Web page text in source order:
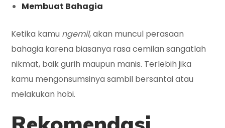
Membuat Bahagia
Ketika kamu ngemil, akan muncul perasaan
bahagia karena biasanya rasa cemilan sangatlah
nikmat, baik gurih maupun manis. Terlebih jika
kamu mengonsumsinya sambil bersantai atau
melakukan hobi.